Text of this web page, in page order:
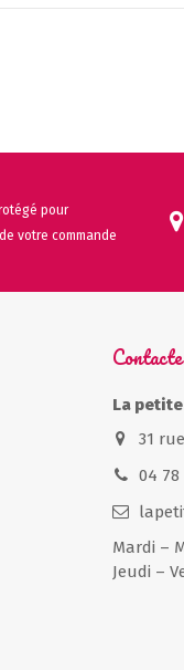
pour
votre commande
La
31
04 78
Mardi –
Jeudi –